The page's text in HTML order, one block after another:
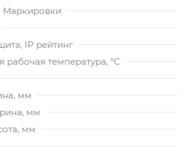
Маркировки
IP рейтинг
рабочая температура, °C
мм
мм
мм